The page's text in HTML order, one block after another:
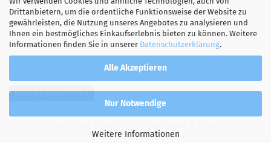
Drittanbietern, um die ordentliche Funktionsweise der Website zu
gewährleisten, die Nutzung unseres Angebotes zu analysieren und
Ihnen ein bestmögliches Einkaufserlebnis bieten zu können. Weitere
Informationen finden Sie in unserer Datenschutzerklärung.
Alle Akzeptieren
Nur Notwendige
Weitere Informationen
Paypal
Klarna
Vorkasse
Vertrag widerrufen